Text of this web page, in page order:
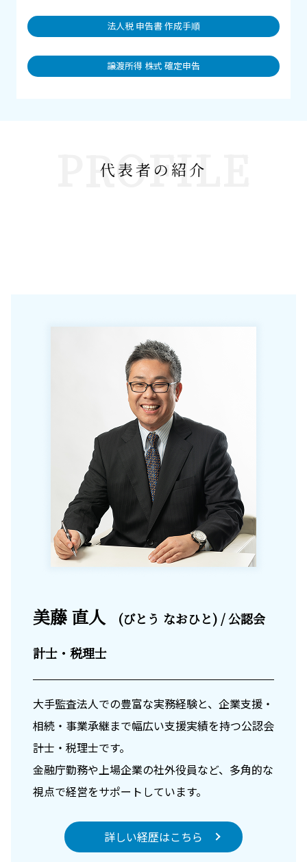
法人税 申告書 作成手順
譲渡所得 株式 確定申告
PROFILE
代表者の紹介
美藤 直人
(びとう なおひと) / 公認会
計士・税理士
大手監査法人での豊富な実務経験と、企業支援・
相続・事業承継まで幅広い支援実績を持つ公認会
計士・税理士です。
金融庁勤務や上場企業の社外役員など、多角的な
視点で経営をサポートしています。
詳しい経歴はこちら